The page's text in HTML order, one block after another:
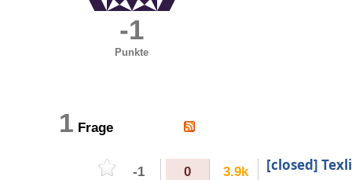
-1
Punkte
1 Frage
-1 0 3.9k [closed]